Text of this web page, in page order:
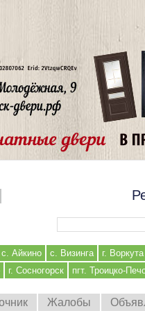
с. Айкино с. Визинга
г. Воркута
г. Сосногорск пгт. Троицко-
Жалобы